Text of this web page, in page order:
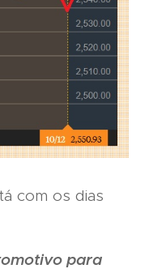
com os dias
para